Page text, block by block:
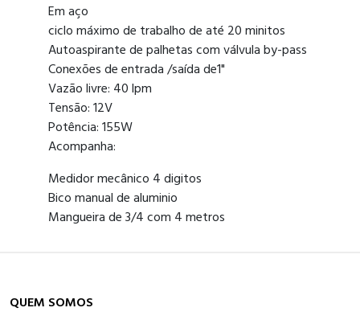
Em aço
ciclo máximo de trabalho de até 20 minitos
Autoaspirante de palhetas com válvula by-pass
Conexões de entrada /saída de1"
Vazão livre: 40 lpm
Tensão: 12V
Potência: 155W
Acompanha:
Medidor mecânico 4 digitos
Bico manual de aluminio
Mangueira de 3/4 com 4 metros
QUEM SOMOS